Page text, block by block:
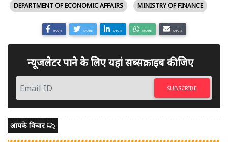
DEPARTMENT OF ECONOMIC AFFAIRS
MINISTRY OF FINANCE
SHARE SHARE SHARE SHARE SHARE
न्यूजलेटर पाने के लिए यहां सब्सक्राइब कीजिए
SUBSCRIBE
आपके विचार